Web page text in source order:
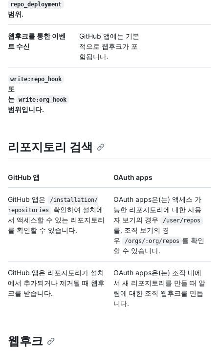
repo_deployment
범위.
웹후크를 통한 이벤
트 수신
GitHub 앱에는 기본
적으로 웹후크가 포
함됩니다.
write:repo_hook
또
는 write:org_hook
범위입니다.
리포지토리 검색
GitHub 앱 OAuth apps
GitHub 앱은 /installation/
repositories
확인하여 설치에
서 액세스할 수 있는 리포지토리
를 확인할 수 있습니다.
OAuth apps은(는) 액세스 가
능한 리포지토리에 대한 사용
자 보기의 경우
/user/repos
를, 조직 보기의 경
우
/orgs/:org/repos 를 확인
할 수 있습니다.
GitHub 앱은 리포지토리가 설치
에서 추가되거나 제거될 때 웹후
크를 받습니다.
OAuth apps은(는) 조직 내에
서 새 리포지토리를 만들 때 알
림에 대한 조직 웹후크를 만듭
니다.
웹후크